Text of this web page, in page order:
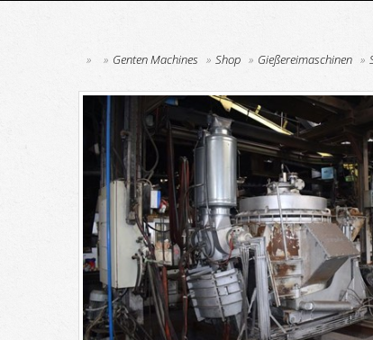
Genten Machines Shop Gießereimaschinen